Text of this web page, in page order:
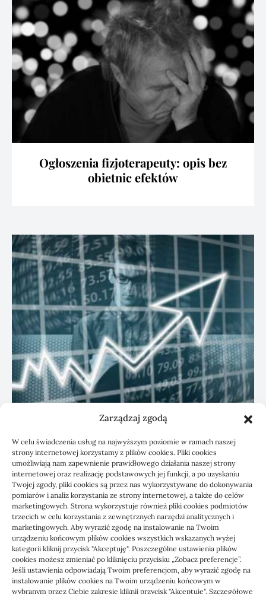
Zarządzaj zgodą
W celu świadczenia usług na najwyższym poziomie w ramach naszej
strony internetowej korzystamy z plików cookies. Pliki cookies
umożliwiają nam zapewnienie prawidłowego działania naszej strony
internetowej oraz realizację podstawowych jej funkcji, a po uzyskaniu
Twojej zgody, pliki cookies są przez nas wykorzystywane do dokonywania
pomiarów i analiz korzystania ze strony internetowej, a także do celów
marketingowych. Strona wykorzystuje również pliki cookies podmiotów
trzecich w celu korzystania z zewnętrznych narzędzi analitycznych i
marketingowych. Aby wyrazić zgodę na instalowanie na Twoim
urządzeniu końcowym plików cookies wszystkich wskazanych wyżej
kategorii kliknij przycisk "Akceptuję". Poszczególne ustawienia plików
cookies możesz zmieniać po kliknięciu przycisku „Zobacz preferencje”.
Jeśli ustawienia odpowiadają Twoim preferencjom, aby wyrazić zgodę na
instalowanie plików cookies na Twoim urządzeniu końcowym w
wybranym przez Ciebie zakresie kliknij przycisk "Akceptuję". Szczegółowe
Ogłoszenia fizjoterapeuty: opis bez
obietnic efektów
KSeF: przygotowanie sp. z o.o. z biurem
rachunkowym
1000 WIADOMOŚCI